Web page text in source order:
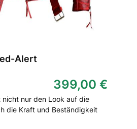
Alert
399,00 €
nicht nur den Look auf die
die Kraft und Beständigkeit